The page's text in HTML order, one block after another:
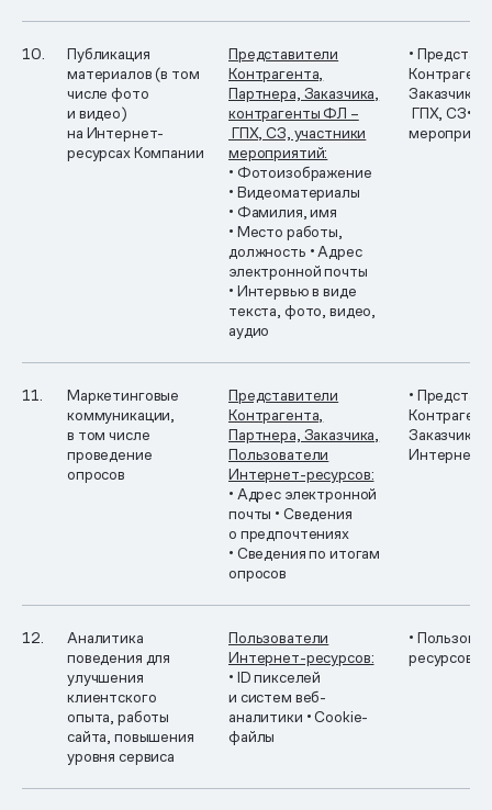
10.
Публикация
материалов (в том
числе фото
и видео)
на Интернет-
ресурсах Компании
Представители
Контрагента,
Партнера, Заказчика,
контрагенты ФЛ –
ГПХ, СЗ, участники
мероприятий:
• Фотоизображение
• Видеоматериалы
• Фамилия, имя
• Место работы,
должность • Адрес
электронной почты
• Интервью в виде
текста, фото, видео,
аудио
•
ГПХ, СЗ•
11.
Маркетинговые
коммуникации,
в том числе
проведение
опросов
Представители
Контрагента,
Партнера, Заказчика,
Пользователи
Интернет-ресурсов:
• Адрес электронной
почты • Сведения
о предпочтениях
• Сведения по итогам
опросов
•
Заказчика
Интернет-
12.
Аналитика
поведения для
улучшения
клиентского
опыта, работы
сайта, повышения
уровня сервиса
Пользователи
Интернет-ресурсов:
• ID пикселей
и систем веб-
аналитики • Cookie-
файлы
•
ресурсов